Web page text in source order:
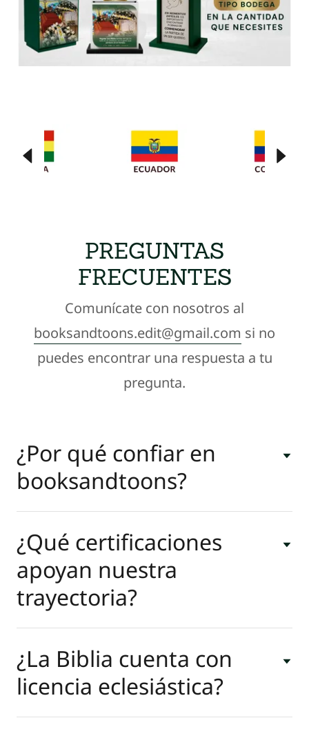
PREGUNTAS
FRECUENTES
Comunícate con nosotros al
booksandtoons.edit@gmail.com si no
puedes encontrar una respuesta a tu
pregunta.
¿Por qué confiar en
booksandtoons?
¿Qué certificaciones
apoyan nuestra
trayectoria?
¿La Biblia cuenta con
licencia eclesiástica?